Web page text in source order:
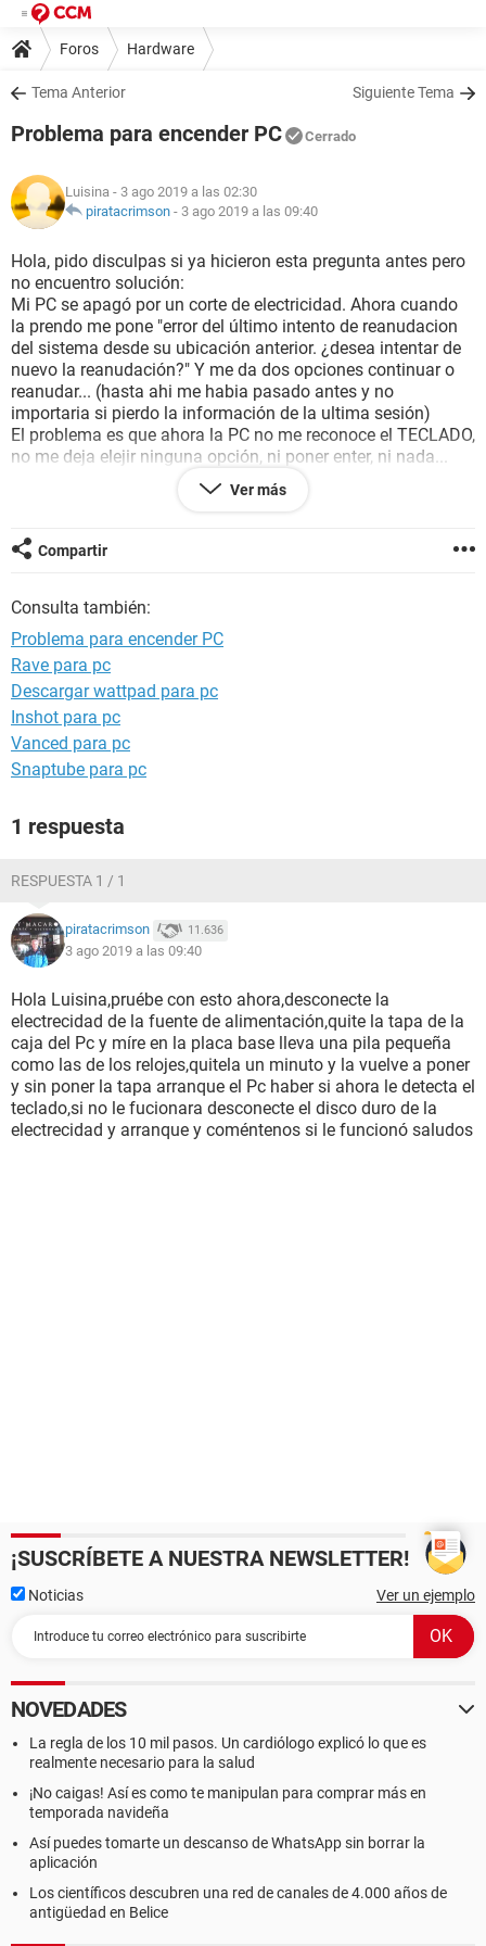
Foros Hardware
Tema Anterior Siguiente Tema
Problema para encender PC Cerrado
Luisina - 3 ago 2019 a las 02:30
piratacrimson - 3 ago 2019 a las 09:40
Hola, pido disculpas si ya hicieron esta pregunta antes pero
no encuentro solución:
Mi PC se apagó por un corte de electricidad. Ahora cuando
la prendo me pone "error del último intento de reanudacion
del sistema desde su ubicación anterior. ¿desea intentar de
nuevo la reanudación?" Y me da dos opciones continuar o
reanudar... (hasta ahi me habia pasado antes y no
importaria si pierdo la información de la ultima sesión)
El problema es que ahora la PC no me reconoce el TECLADO,
no me deja elejir ninguna opción, ni poner enter, ni nada...
Probe cambiando el teclado y todos los puertos USB, no
funcionó (el teclado anda en otras PCs)
llevarla a un service? Gracias
Ver más
Compartir
Consulta también:
Problema para encender PC
Rave para pc
Descargar wattpad para pc
Inshot para pc
Vanced para pc
Snaptube para pc
1 respuesta
RESPUESTA 1 / 1
piratacrimson 11.636
3 ago 2019 a las 09:40
Hola Luisina,pruébe con esto ahora,desconecte la
electrecidad de la fuente de alimentación,quite la tapa de la
caja del Pc y míre en la placa base lleva una pila pequeña
como las de los relojes,quitela un minuto y la vuelve a poner
y sin poner la tapa arranque el Pc haber si ahora le detecta el
teclado,si no le fucionara desconecte el disco duro de la
electrecidad y arranque y coméntenos si le funcionó saludos
¡SUSCRÍBETE A NUESTRA NEWSLETTER!
Noticias Ver un ejemplo
NOVEDADES
La regla de los 10 mil pasos. Un cardiólogo explicó lo que es
realmente necesario para la salud
¡No caigas! Así es como te manipulan para comprar más en
temporada navideña
Así puedes tomarte un descanso de WhatsApp sin borrar la
aplicación
Los científicos descubren una red de canales de 4.000 años de
antigüedad en Belice